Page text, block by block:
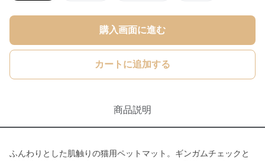
購入画面に進む
カートに追加する
商品説明
ふんわりとした肌触りの猫用ペットマット。ギンガムチェックと